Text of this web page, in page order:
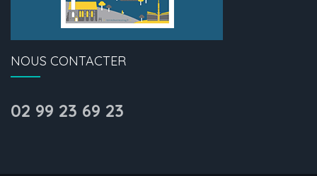
NOUS CONTACTER
02 99 23 69 23